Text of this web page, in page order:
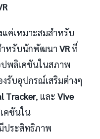
แค่เหมาะสมสำหรับ
ำหรับนักพัฒนา VRที่
พลิเคชันในสภาพ
รับอุปกรณ์เสริมต่างๆ
Tracker, และ Vive
คชันใน
ประสิทธิภาพ